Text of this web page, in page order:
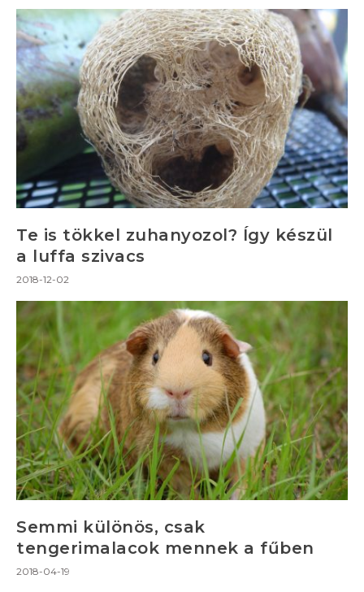
Te is tökkel zuhanyozol? Így készül
a luffa szivacs
2018-12-02
Semmi különös, csak
tengerimalacok mennek a fűben
2018-04-19